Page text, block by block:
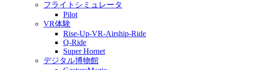
フライトシミュレータ
Pilot
VR体験
Rise-Up-VR-Airship-Ride
Q-Ride
Super Hornet
デジタル博物館